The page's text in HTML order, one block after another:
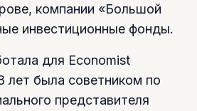
компании «Большой
инвестиционные фонды.
для Economist
лет была советником по
представителя